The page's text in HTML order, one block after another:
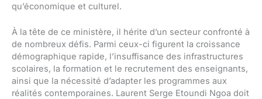
qu’économique et culturel.
À la tête de ce ministère, il hérite d’un secteur confronté à
de nombreux défis. Parmi ceux-ci figurent la croissance
démographique rapide, l’insuffisance des infrastructures
scolaires, la formation et le recrutement des enseignants,
ainsi que la nécessité d’adapter les programmes aux
réalités contemporaines. Laurent Serge Etoundi Ngoa doit